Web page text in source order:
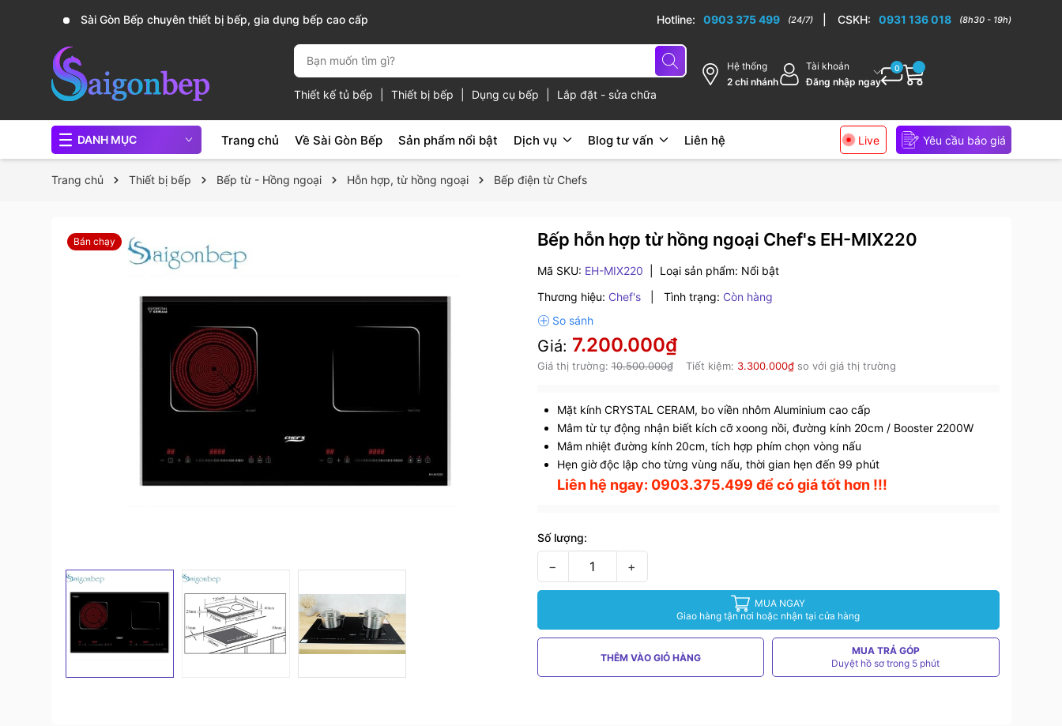
Sài Gòn Bếp chuyên thiết bị bếp, gia dụng bếp cao cấp Hotline: 0903 375 499 (24/7) CSKH: 0931 136 018 (8h30 - 19h)
Thiết kế tủ bếp Thiết bị bếp Dụng cụ bếp Lắp đặt - sửa chữa
Hệ thống
2 chi nhánh
Tài khoản
Đăng nhập ngay
0
DANH MỤC Trang chủ Về Sài Gòn Bếp Sản phẩm nổi bật Dịch vụ Blog tư vấn Liên hệ Live Yêu cầu báo giá
Trang chủ Thiết bị bếp Bếp từ - Hồng ngoại Hỗn hợp, từ hồng ngoại Bếp điện từ Chefs
Bán chạy Bếp hỗn hợp từ hồng ngoại Chef's EH-MIX220
Mã SKU: EH-MIX220 Loại sản phẩm: Nổi bật
Thương hiệu: Chef's Tình trạng: Còn hàng
Giá: 7.200.000₫
Giá thị trường:10.500.000₫ Tiết kiệm: 3.300.000₫so với giá thị trường
Mặt kính CRYSTAL CERAM, bo viền nhôm Aluminium cao cấp
Mâm từ tự động nhận biết kích cỡ xoong nồi, đường kính 20cm / Booster 2200W
Mâm nhiệt đường kính 20cm, tích hợp phím chọn vòng nấu
Hẹn giờ độc lập cho từng vùng nấu, thời gian hẹn đến 99 phút
Liên hệ ngay: 0903.375.499 để có giá tốt hơn !!!
Số lượng:
− +
MUA NGAY
Giao hàng tận nơi hoặc nhận tại cửa hàng
THÊM VÀO GIỎ HÀNG
MUA TRẢ GÓP
Duyệt hồ sơ trong 5 phút